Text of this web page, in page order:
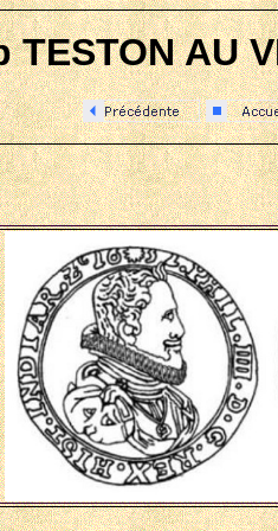
TESTON AU